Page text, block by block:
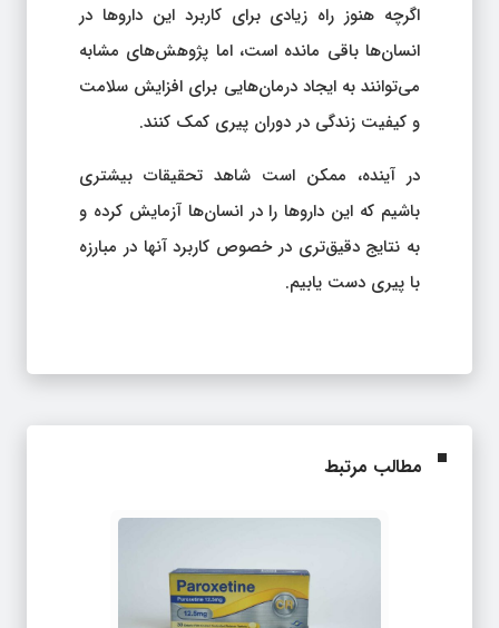
اگرچه هنوز راه زیادی برای کاربرد این داروها در
انسان‌ها باقی مانده است، اما پژوهش‌های مشابه
می‌توانند به ایجاد درمان‌هایی برای افزایش سلامت
و کیفیت زندگی در دوران پیری کمک کنند.
در آینده، ممکن است شاهد تحقیقات بیشتری
باشیم که این داروها را در انسان‌ها آزمایش کرده و
به نتایج دقیق‌تری در خصوص کاربرد آنها در مبارزه
با پیری دست یابیم.
مطالب مرتبط